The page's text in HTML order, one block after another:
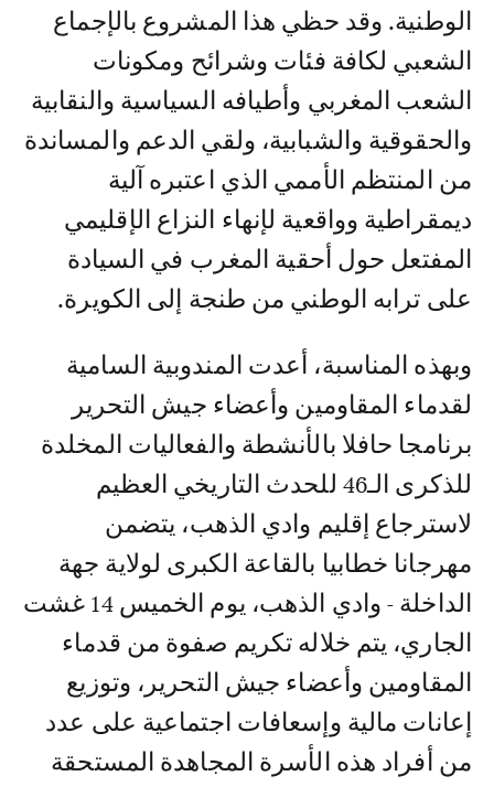
الوطنية. وقد حظي هذا المشروع بالإجماع
الشعبي لكافة فئات وشرائح ومكونات
الشعب المغربي وأطيافه السياسية والنقابية
والحقوقية والشبابية، ولقي الدعم والمساندة
من المنتظم الأممي الذي اعتبره آلية
ديمقراطية وواقعية لإنهاء النزاع الإقليمي
المفتعل حول أحقية المغرب في السيادة
على ترابه الوطني من طنجة إلى الكويرة.
وبهذه المناسبة، أعدت المندوبية السامية
لقدماء المقاومين وأعضاء جيش التحرير
برنامجا حافلا بالأنشطة والفعاليات المخلدة
للذكرى الـ46 للحدث التاريخي العظيم
لاسترجاع إقليم وادي الذهب، يتضمن
مهرجانا خطابيا بالقاعة الكبرى لولاية جهة
الداخلة - وادي الذهب، يوم الخميس 14 غشت
الجاري، يتم خلاله تكريم صفوة من قدماء
المقاومين وأعضاء جيش التحرير، وتوزيع
إعانات مالية وإسعافات اجتماعية على عدد
من أفراد هذه الأسرة المجاهدة المستحقة